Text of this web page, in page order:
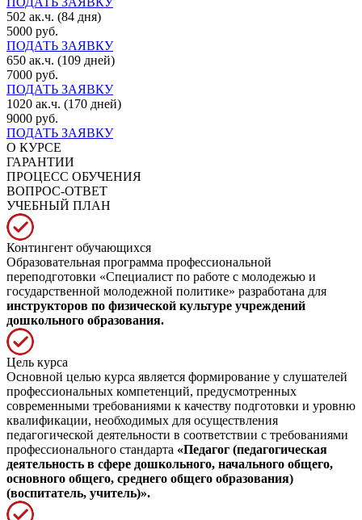
502 ак.ч. (84 дня)
5000 руб.
ПОДАТЬ ЗАЯВКУ
650 ак.ч. (109 дней)
7000 руб.
ПОДАТЬ ЗАЯВКУ
1020 ак.ч. (170 дней)
9000 руб.
ПОДАТЬ ЗАЯВКУ
О КУРСЕ
ГАРАНТИИ
ПРОЦЕСС ОБУЧЕНИЯ
ВОПРОС-ОТВЕТ
УЧЕБНЫЙ ПЛАН
Контингент обучающихся
Образовательная программа профессиональной
переподготовки «Специалист по работе с молодежью и
государственной молодежной политике» разработана для
инструкторов по физической культуре учреждений
дошкольного образования.
Цель курса
Основной целью курса является формирование у слушателей
профессиональных компетенций, предусмотренных
современными требованиями к качеству подготовки и уровню
квалификации, необходимых для осуществления
педагогической деятельности в соответствии с требованиями
профессионального стандарта «Педагог (педагогическая
деятельность в сфере дошкольного, начального общего,
основного общего, среднего общего образования)
(воспитатель, учитель)».